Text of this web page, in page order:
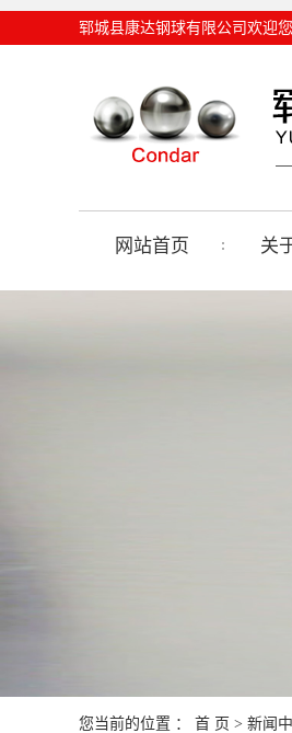
郓城县康达钢球有限公司欢迎
网站首页 关
您当前的位置 ： 首 页 > 新闻